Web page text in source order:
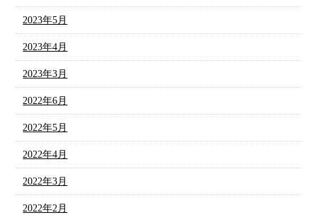
2023年5月
2023年4月
2023年3月
2022年6月
2022年5月
2022年4月
2022年3月
2022年2月